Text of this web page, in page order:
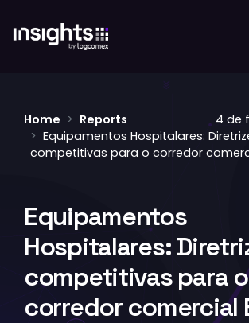
Home
Reports
Equipamentos Hospitalares:
competitivas para o corredor
4 de
Equipamentos
Hospitalares:
competitivas para o
corredor comercial